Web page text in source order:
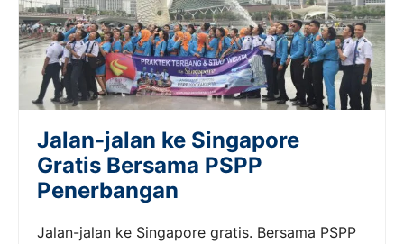
Jalan-jalan ke Singapore
Gratis Bersama PSPP
Penerbangan
Jalan-jalan ke Singapore gratis. Bersama PSPP